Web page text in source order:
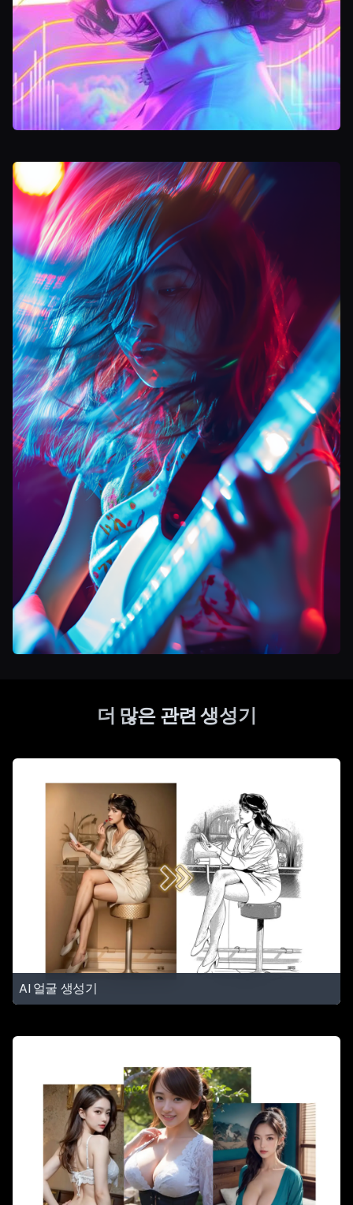
더 많은 관련 생성기
AI 얼굴 생성기